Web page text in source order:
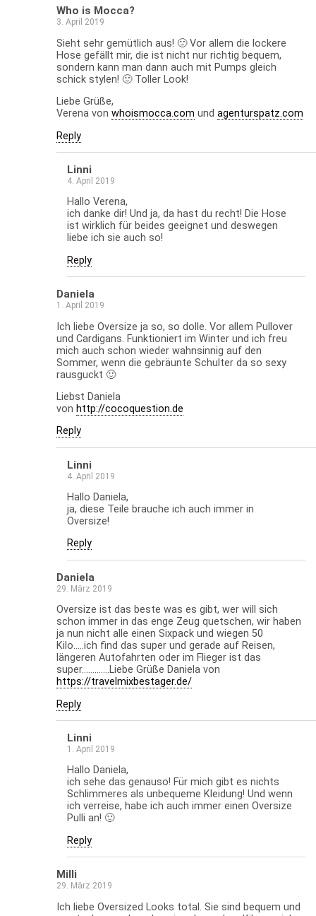
Who is Mocca?
3. April 2019
Sieht sehr gemütlich aus! 🙂 Vor allem die lockere
Hose gefällt mir, die ist nicht nur richtig bequem,
sondern kann man dann auch mit Pumps gleich
schick stylen! 🙂 Toller Look!
Liebe Grüße,
Verena von whoismocca.com und agenturspatz.com
Reply
Linni
4. April 2019
Hallo Verena,
ich danke dir! Und ja, da hast du recht! Die Hose
ist wirklich für beides geeignet und deswegen
liebe ich sie auch so!
Reply
Daniela
1. April 2019
Ich liebe Oversize ja so, so dolle. Vor allem Pullover
und Cardigans. Funktioniert im Winter und ich freu
mich auch schon wieder wahnsinnig auf den
Sommer, wenn die gebräunte Schulter da so sexy
rausguckt 🙂
Liebst Daniela
von http://cocoquestion.de
Reply
Linni
4. April 2019
Hallo Daniela,
ja, diese Teile brauche ich auch immer in
Oversize!
Reply
Daniela
29. März 2019
Oversize ist das beste was es gibt, wer will sich
schon immer in das enge Zeug quetschen, wir haben
ja nun nicht alle einen Sixpack und wiegen 50
Kilo…..ich find das super und gerade auf Reisen,
längeren Autofahrten oder im Flieger ist das
super………….Liebe Grüße Daniela von
https://travelmixbestager.de/
Reply
Linni
1. April 2019
Hallo Daniela,
ich sehe das genauso! Für mich gibt es nichts
Schlimmeres als unbequeme Kleidung! Und wenn
ich verreise, habe ich auch immer einen Oversize
Pulli an! 🙂
Reply
Milli
29. März 2019
Ich liebe Oversized Looks total. Sie sind bequem und